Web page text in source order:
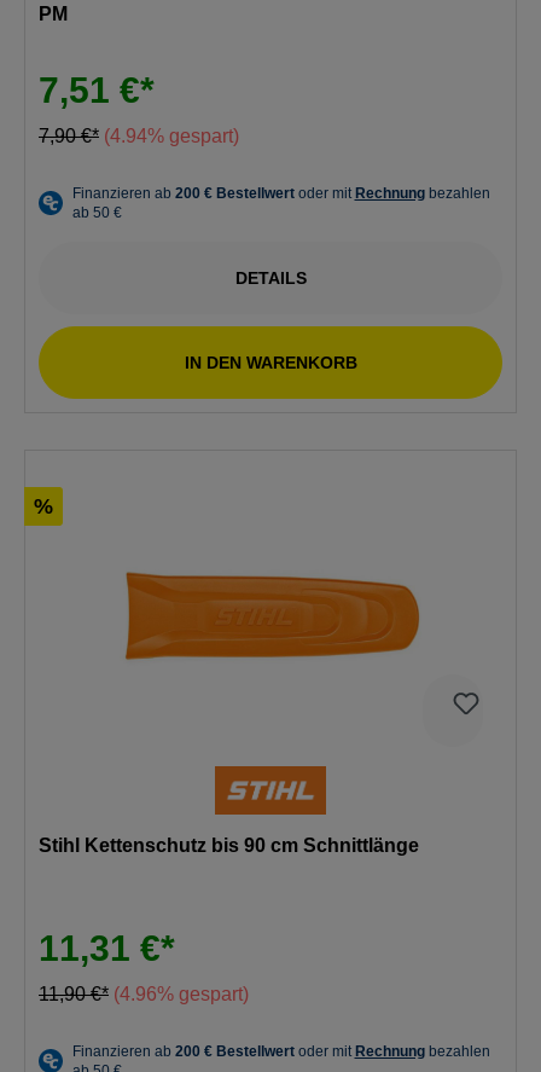
PM
7,51 €*
7,90 €* (4.94% gespart)
DETAILS
IN DEN WARENKORB
%
Stihl Kettenschutz bis 90 cm Schnittlänge
11,31 €*
11,90 €* (4.96% gespart)